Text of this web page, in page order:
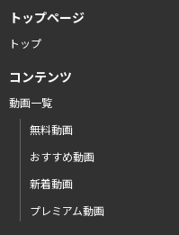
トップページ
トップ
コンテンツ
動画一覧
無料動画
おすすめ動画
新着動画
プレミアム動画